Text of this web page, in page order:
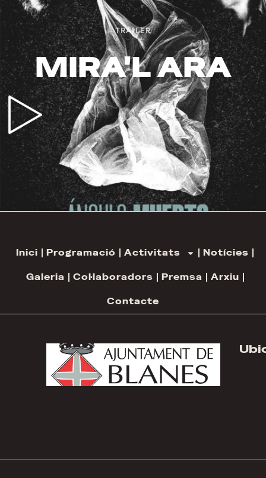
TRÀILER
MIRA'L ARA
Inici Programació Activitats Notícies
Galeria Col·laboradors Premsa Arxiu
Contacte